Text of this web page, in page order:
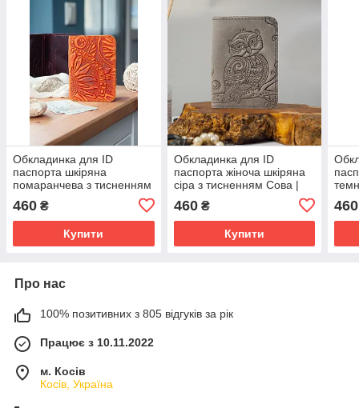
Обкладинка для ID
паспорта шкіряна
помаранчева з тисненням
Соняхи | Обкладинка на
права жіноча
460 ₴
Купити
Обкладинка для ID
паспорта жіноча шкіряна
сіра з тисненням Сова |
відділ
460₴
Купити
460
Про нас
100% позитивних з 805 відгуків за рік
Працює з 10.11.2022
м. Косів
Косів, Україна